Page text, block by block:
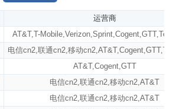
运营商
AT&T,T-Mobile,Verizon,Sprint,Cogent,GTT,
电信cn2,联通cn2,移动cn2,AT&T,Cogent,GTT,
AT&T,Cogent,GTT
电信cn2,联通cn2,移动cn2,AT&T
电信cn2,联通cn2,移动cn2,AT&T